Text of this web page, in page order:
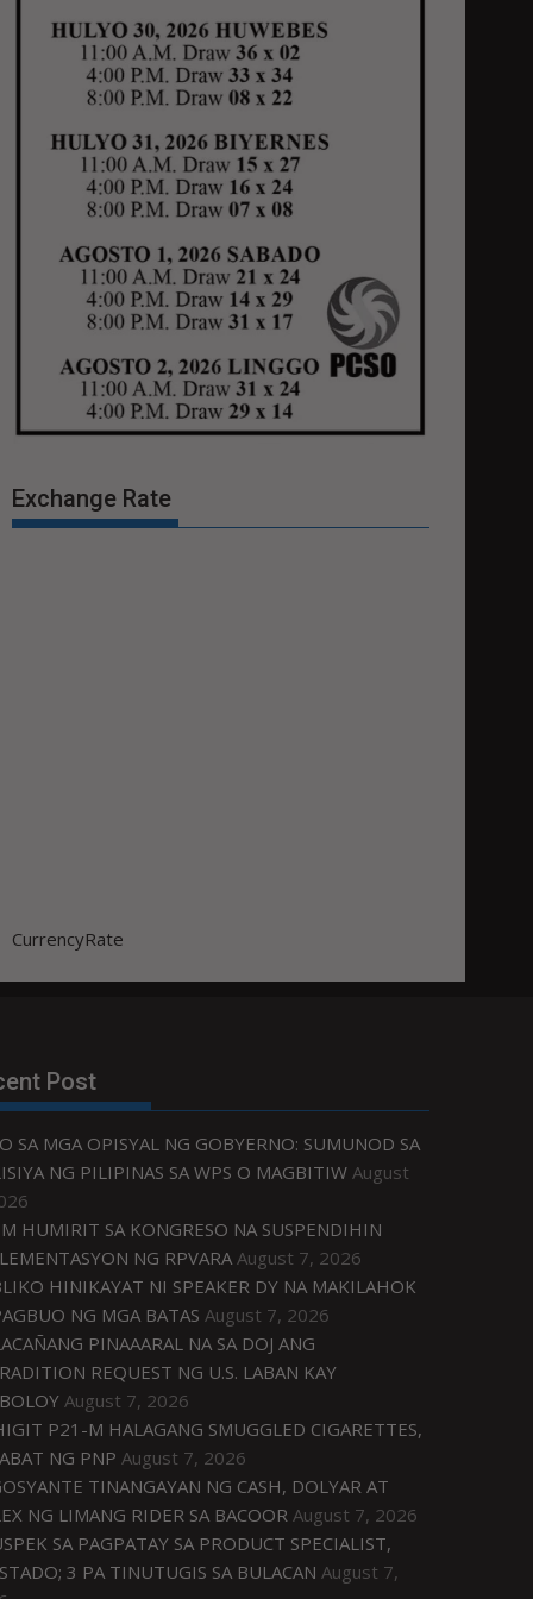
Exchange Rate
CurrencyRate
Post
SA MGA OPISYAL NG GOBYERNO: SUMUNOD SA
NG PILIPINAS SA WPS O MAGBITIW August
HUMIRIT SA KONGRESO NA SUSPENDIHIN
NG RPVARA August 7, 2026
HINIKAYAT NI SPEAKER DY NA MAKILAHOK
NG MGA BATAS August 7, 2026
PINAAARAL NA SA DOJ ANG
REQUEST NG U.S. LABAN KAY
August 7, 2026
P21-M HALAGANG SMUGGLED CIGARETTES,
NG PNP August 7, 2026
TINANGAYAN NG CASH, DOLYAR AT
NG LIMANG RIDER SA BACOOR August 7, 2026
SA PAGPATAY SA PRODUCT SPECIALIST,
3 PA TINUTUGIS SA BULACAN August 7,